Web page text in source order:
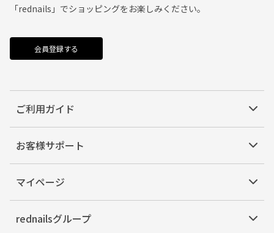
「rednails」でショッピングをお楽しみください。
会員登録する
ご利用ガイド
お客様サポート
マイページ
rednailsグループ